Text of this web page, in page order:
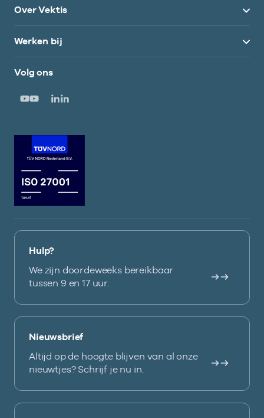
Over Vektis
Werken bij
Volg ons
Hulp?
We zijn doordeweeks bereikbaar
tussen 9 en 17 uur.
Nieuwsbrief
Altijd op de hoogte blijven van al onze
nieuwtjes? Schrijf je nu in.